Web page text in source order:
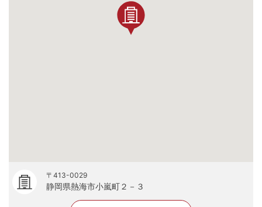
〒413-0029
静岡県熱海市小嵐町２－３